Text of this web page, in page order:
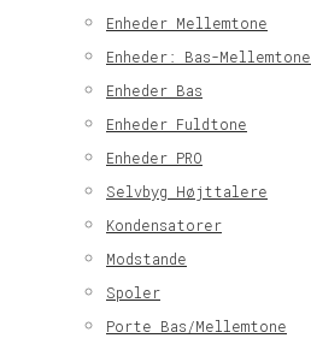
Enheder Mellemtone
Enheder: Bas-Mellemtone
Enheder Bas
Enheder Fuldtone
Enheder PRO
Selvbyg Højttalere
Kondensatorer
Modstande
Spoler
Porte Bas/Mellemtone